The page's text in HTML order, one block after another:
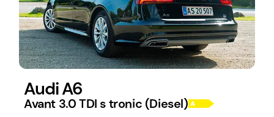
Audi A6
Avant 3.0 TDI s tronic (Diesel)